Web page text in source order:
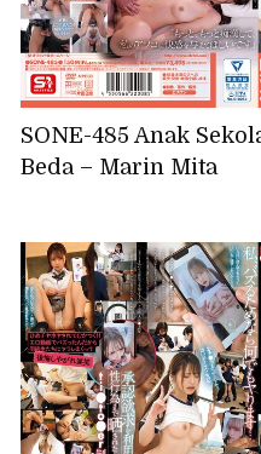
SONE-485 Anak
Beda – Marin Mita